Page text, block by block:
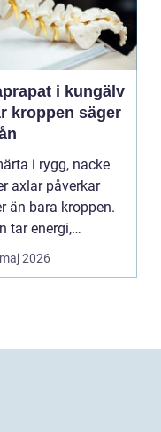
i kungälv
kroppen säger
i rygg, nacke
axlar påverkar
än bara kroppen.
tar energi,
och
2026